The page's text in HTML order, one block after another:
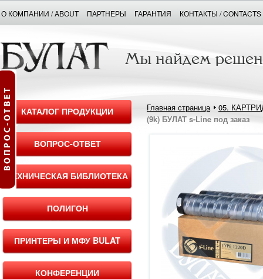
О КОМПАНИИ / ABOUT ПАРТНЕРЫ ГАРАНТИЯ КОНТАКТЫ / CONTACTS
КАТАЛОГ ПРОДУКЦИИ
ВОПРОС-ОТВЕТ
ТЕХНИЧЕСКАЯ БИБЛИОТЕКА
ПОЛИГОН
ПРИНТЕРЫ И МФУ BULAT
КОНФЕРЕНЦИИ
Главная страница
05.
(9k) БУЛАТ s-Line под заказ